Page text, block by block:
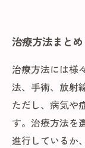
治療方法まとめ
治療方法には様
法、手術、放射
ただし、病気や
す。治療方法を
進行しているか